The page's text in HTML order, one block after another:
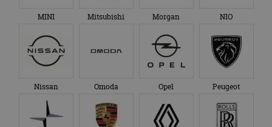
MINI Mitsubishi Morgan NIO
Nissan Omoda Opel Peugeot